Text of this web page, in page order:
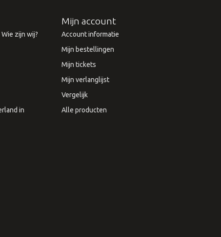
zijn wij?
in
Mijn account
Account informatie
Mijn bestellingen
Mijn tickets
Mijn verlanglijst
Vergelijk
Alle producten